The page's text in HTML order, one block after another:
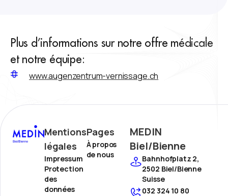
Plus d’informations sur notre offre médicale
et notre équipe:
www.augenzentrum-vernissage.ch
Mentions
légales
Impressum
Protection
des
données
Pages
À propos
de nous
MEDIN
Biel/Bienne
Bahnhofplatz 2,
2502 Biel/Bienne
Suisse
032 324 10 80